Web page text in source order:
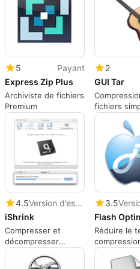
5
Payant
Express Zip Plus
Archiviste de fichiers
Premium
2
GUI Tar
fichiers
Mac
4.5
Version d’essai
iShrink
Compresser et
décompresser
jusqu'à 4 formats de
fichiers
3.5
Flash
Réduire le
fichiers SWF
perte de